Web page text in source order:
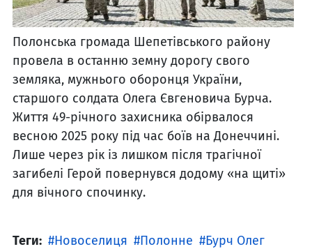
Полонська громада Шепетівського району
провела в останню земну дорогу свого
земляка, мужнього оборонця України,
старшого солдата Олега Євгеновича Бурча.
Життя 49-річного захисника обірвалося
весною 2025 року під час боїв на Донеччині.
Лише через рік із лишком після трагічної
загибелі Герой повернувся додому «на щиті»
для вічного спочинку.
Теги: Новоселиця Полонне
Бурч Олег